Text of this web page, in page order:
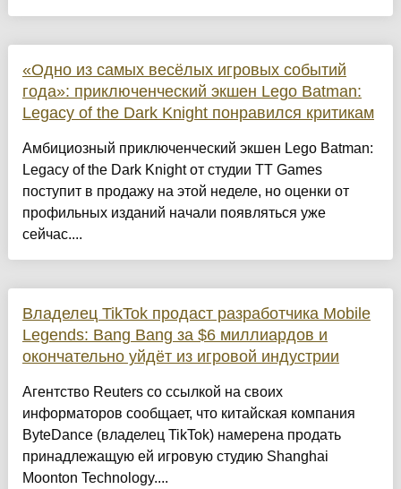
«Одно из самых весёлых игровых событий
года»: приключенческий экшен Lego Batman:
Legacy of the Dark Knight понравился критикам
Амбициозный приключенческий экшен Lego Batman:
Legacy of the Dark Knight от студии TT Games
поступит в продажу на этой неделе, но оценки от
профильных изданий начали появляться уже
сейчас....
Владелец TikTok продаст разработчика Mobile
Legends: Bang Bang за $6 миллиардов и
окончательно уйдёт из игровой индустрии
Агентство Reuters со ссылкой на своих
информаторов сообщает, что китайская компания
ByteDance (владелец TikTok) намерена продать
принадлежащую ей игровую студию Shanghai
Moonton Technology....